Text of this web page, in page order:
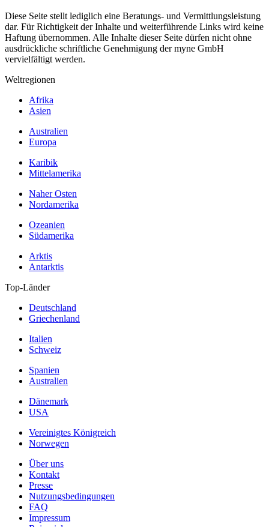
Diese Seite stellt lediglich eine Beratungs- und Vermittlungsleistung
dar. Für Richtigkeit der Inhalte und weiterführende Links wird keine
Haftung übernommen. Alle Inhalte dieser Seite dürfen nicht ohne
ausdrückliche schriftliche Genehmigung der myne GmbH
vervielfältigt werden.
Weltregionen
Afrika
Asien
Australien
Europa
Karibik
Mittelamerika
Naher Osten
Nordamerika
Ozeanien
Südamerika
Arktis
Antarktis
Top-Länder
Deutschland
Griechenland
Italien
Schweiz
Spanien
Australien
Dänemark
USA
Vereinigtes Königreich
Norwegen
Über uns
Kontakt
Presse
Nutzungsbedingungen
FAQ
Impressum